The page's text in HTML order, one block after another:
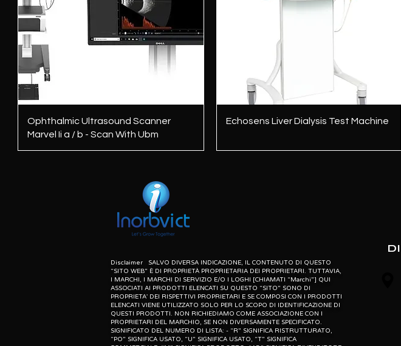
Vista rapida
Ophthalmic Ultrasound Scanner
Marvel Ii a / b - Scan With Ubm
Vista rapida
Echosens Liver Dialysis Test Machine
Disclaimer SALVO DIVERSA INDICAZIONE, IL CONTENUTO DI QUESTO
“SITO WEB” È DI PROPRIETÀ PROPRIETARIA DEI PROPRIETARI. TUTTAVIA,
I MARCHI, I MARCHI DI SERVIZIO E/O I LOGHI [CHIAMATI “Marchi”] QUI
ASSOCIATI AI PRODOTTI ELENCATI SU QUESTO “SITO” SONO DI
PROPRIETA' DEI RISPETTIVI PROPRIETARI E SE COMPOSI CON I PRODOTTI
ELENCATI VIENE UTILIZZATO SOLO PER LO SCOPO DI IDENTIFICAZIONE DI
QUESTI PRODOTTI. NON RICHIEDIAMO COME ASSOCIAZIONE CON I
PROPRIETARI DEL MARCHIO, SE NON DIVERSAMENTE SPECIFICATO.
SIGNIFICATO DEL NUMERO DI LISTA: - “R” SIGNIFICA RISTRUTTURATO,
“PO” SIGNIFICA USATO, “U” SIGNIFICA USATO, “T” SIGNIFICA
DI